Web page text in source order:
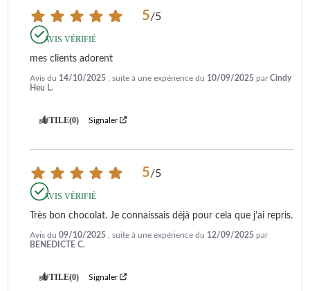
5/5
AVIS VÉRIFIÉ
mes clients adorent
Avis du 14/10/2025 , suite à une expérience du 10/09/2025 parCindy
Heu L.
UTILE(0) Signaler
5/5
AVIS VÉRIFIÉ
Très bon chocolat. Je connaissais déjà pour cela que j’ai repris.
Avis du 09/10/2025 , suite à une expérience du 12/09/2025 par
BENEDICTE C.
UTILE(0) Signaler